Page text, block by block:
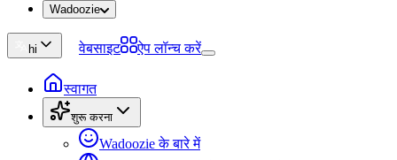
Wadoozie
hi वेबसाइट ऐप लॉन्च करें
स्वागत
शुरू करना
Wadoozie के बारे में